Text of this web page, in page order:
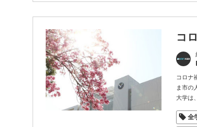
コ
コロナ
ま市の
大学は
全